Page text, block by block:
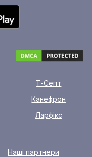
Т-Септ
Канефрон
Ларфікс
Наші партнери